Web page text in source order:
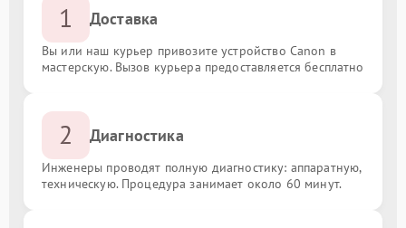
1 Доставка
Вы или наш курьер привозите устройство Canon в
мастерскую. Вызов курьера предоставляется бесплатно
2 Диагностика
Инженеры проводят полную диагностику: аппаратную,
техническую. Процедура занимает около 60 минут.